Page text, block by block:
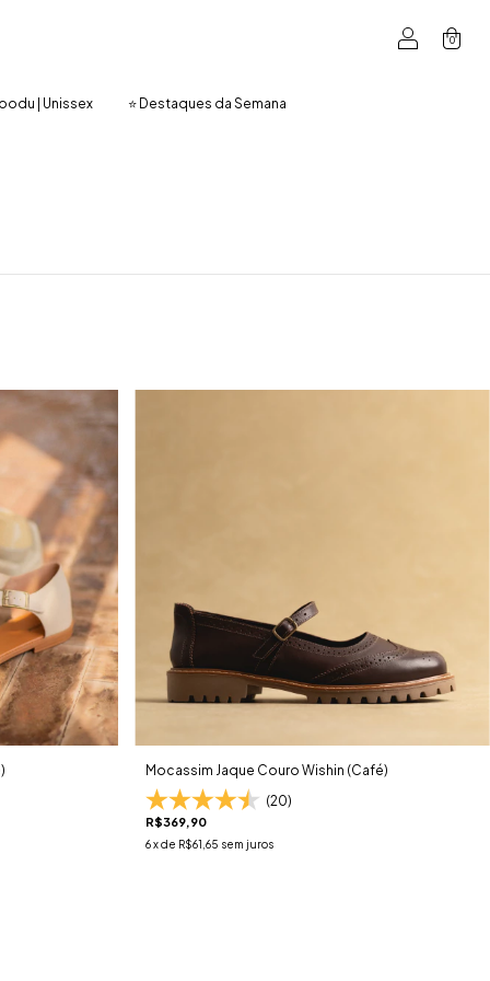
0
| Unissex ⭐ Destaques da Semana
Mocassim Jaque Couro Wishin (Café)
(20)
R$369,90
6x de R$61,65 sem juros